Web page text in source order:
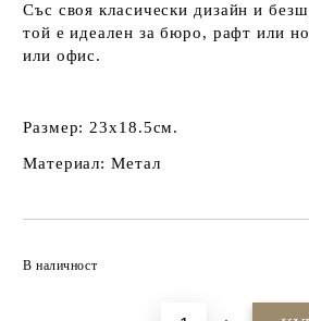
Със своя класически дизайн и
той е идеален за бюро, рафт или
или офис.
Размер: 23x18.5см.
Материал:Метал
В наличност